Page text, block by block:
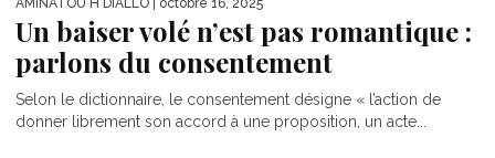
AMINATOU H DIALLO | octobre 16, 2025
Un baiser volé n’est pas romantique :
parlons du consentement
Selon le dictionnaire, le consentement désigne « l’action de
donner librement son accord à une proposition, un acte...